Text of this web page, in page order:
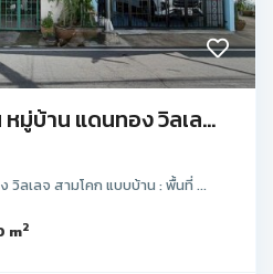
มู่บ้าน แดนทอง วิลเล...
วิลเลจ สามโคก แบบบ้าน : พื้นที่ ...
m2